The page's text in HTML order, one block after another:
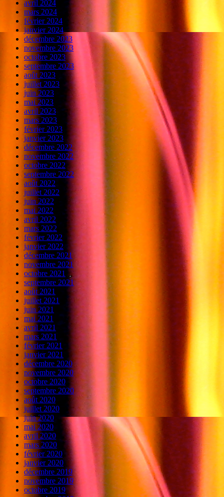
avril 2024
mars 2024
février 2024
janvier 2024
décembre 2023
novembre 2023
octobre 2023
septembre 2023
août 2023
juillet 2023
juin 2023
mai 2023
avril 2023
mars 2023
février 2023
janvier 2023
décembre 2022
novembre 2022
octobre 2022
septembre 2022
août 2022
juillet 2022
juin 2022
mai 2022
avril 2022
mars 2022
février 2022
janvier 2022
décembre 2021
novembre 2021
octobre 2021
septembre 2021
août 2021
juillet 2021
juin 2021
mai 2021
avril 2021
mars 2021
février 2021
janvier 2021
décembre 2020
novembre 2020
octobre 2020
septembre 2020
août 2020
juillet 2020
juin 2020
mai 2020
avril 2020
mars 2020
février 2020
janvier 2020
décembre 2019
novembre 2019
octobre 2019